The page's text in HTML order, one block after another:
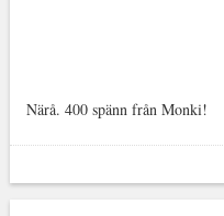
Närå. 400 spänn från Monki!